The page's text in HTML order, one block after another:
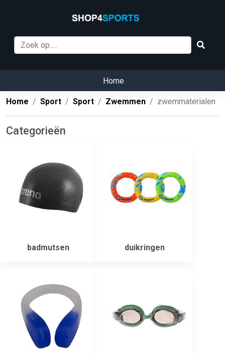
Home
Home Sport Sport Zwemmen zwemmaterialen
Categorieën
badmutsen duikringen